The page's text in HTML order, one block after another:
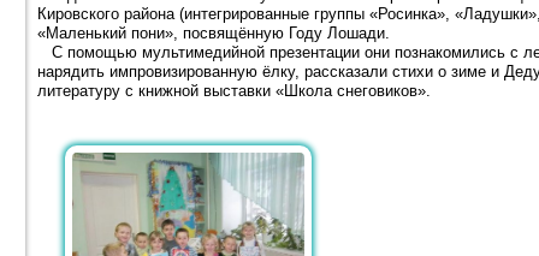
Кировского района (интегрированные группы «Росинка»,
«Маленький пони», посвящённую Году Лошади.
С помощью мультимедийной презентации они познакомились с
нарядить импровизированную ёлку, рассказали стихи о зиме и
литературу с книжной выставки «Школа снеговиков».